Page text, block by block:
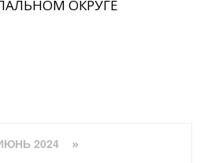
ОКРУГЕ
2024 »